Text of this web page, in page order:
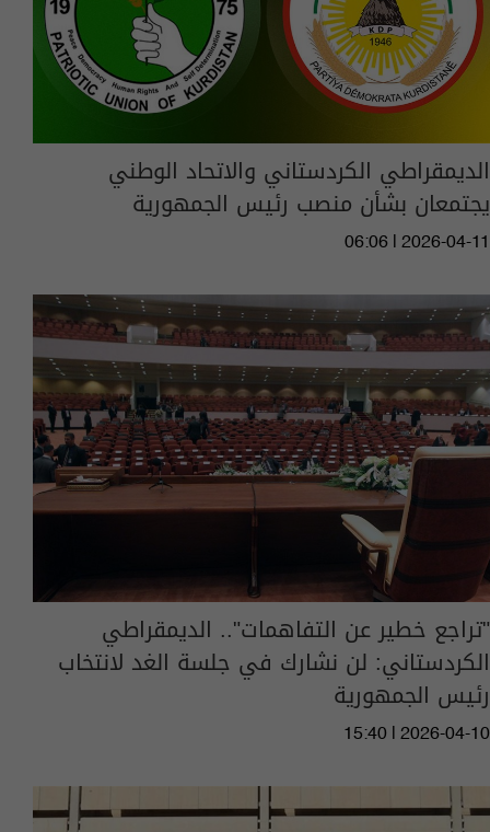
الديمقراطي الكردستاني والاتحاد الوطني
يجتمعان بشأن منصب رئيس الجمهورية
06:06 | 2026-04-11
"تراجع خطير عن التفاهمات".. الديمقراطي
الكردستاني: لن نشارك في جلسة الغد لانتخاب
رئيس الجمهورية
15:40 | 2026-04-10